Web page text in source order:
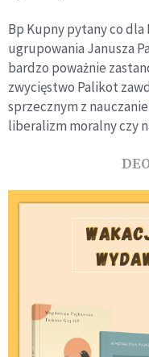
Bp Kupny pytany co dla
ugrupowania Janusza
bardzo poważnie
zwycięstwo Palikot
sprzecznym z
liberalizm moralny czy